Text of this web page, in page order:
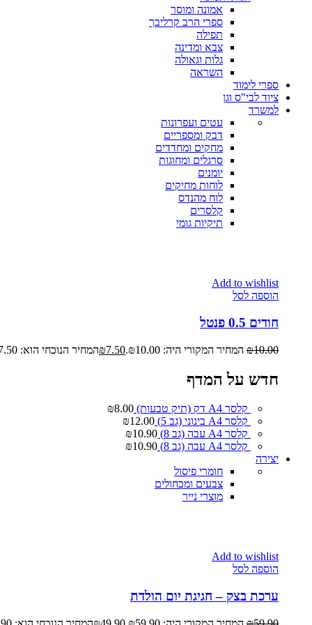
אמונה ומוסר
ספרי הרב קרליבך
תפילה
צבא ומדינה
גלות וגאולה
השראה
ספרי לימוד
ציוד לבי"ס וגן
למשרד
עטים ועפרונות
דבק ומספריים
מחקים ומחדדים
סרגלים ומחוגות
יומנים
לוחות מחיקים
לוח מהנדס
קלסרים
תיקיות גומי
Add to wishlist
הוספה לסל
חודים 0.5 פנטל
₪10.00 המחיר המקורי היה: ₪10.00. ₪7.50 המחיר הנוכחי הוא: ₪7.50.
חדש על המדף
קלסר A4 דק (תיק טבעות) ₪8.00
קלסר A4 בינוני (גב 5)
₪12.00
קלסר A4 עבה (גב 8)
₪10.90
קלסר A4 עבה (גב 8)
₪10.90
יצירה
חומרי פיסול
צבעים ומכחולים
מוצרי נייר
Add to wishlist
הוספה לסל
ערכת בצק – חגיגת יום הולדת